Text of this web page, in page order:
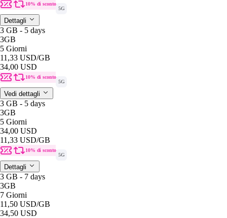
10% di sconto
5G
Dettagli
3 GB - 5 days
3GB
5 Giorni
11,33 USD/GB
34,00 USD
10% di sconto
5G
Vedi dettagli
3 GB - 5 days
3GB
5 Giorni
34,00 USD
11,33 USD/GB
10% di sconto
5G
Dettagli
3 GB - 7 days
3GB
7 Giorni
11,50 USD/GB
34,50 USD